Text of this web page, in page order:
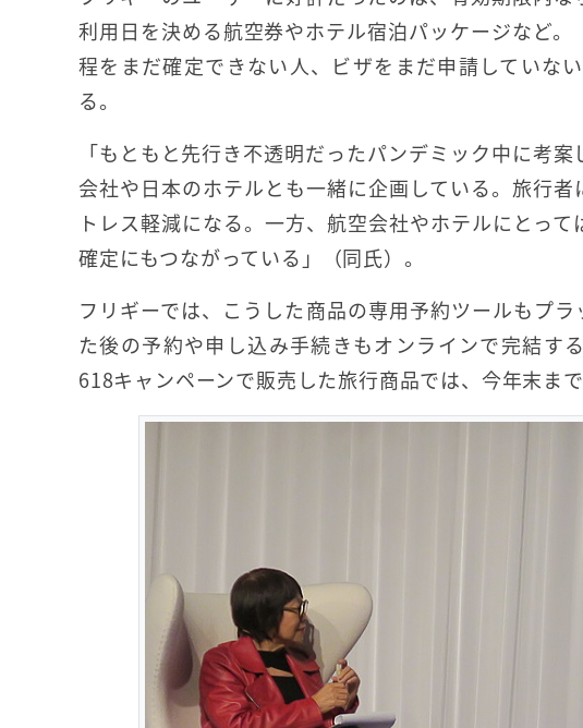
利用日を決める航空券やホテル宿泊パッケージなど
程をまだ確定できない人、ビザをまだ申請していな
る。
「もともと先行き不透明だったパンデミック中に考
会社や日本のホテルとも一緒に企画している。旅行
トレス軽減になる。一方、航空会社やホテルにとっ
確定にもつながっている」（同氏）。
フリギーでは、こうした商品の専用予約ツールもプ
た後の予約や申し込み手続きもオンラインで完結す
618キャンペーンで販売した旅行商品では、今年末ま